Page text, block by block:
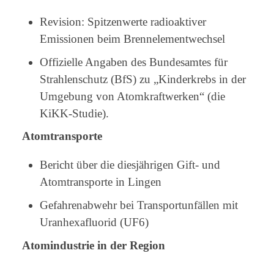
Revision: Spitzenwerte radioaktiver
Emissionen beim Brennelementwechsel
Offizielle Angaben des Bundesamtes für
Strahlenschutz (BfS) zu „Kinderkrebs in der
Umgebung von Atomkraftwerken“ (die
KiKK-Studie).
Atomtransporte
Bericht über die diesjährigen Gift- und
Atomtransporte in Lingen
Gefahrenabwehr bei Transportunfällen mit
Uranhexafluorid (UF6)
Atomindustrie in der Region